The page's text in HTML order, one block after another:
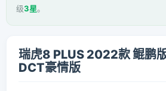
级3星。
瑞虎8 PLUS 2022款 鲲鹏
DCT豪情版